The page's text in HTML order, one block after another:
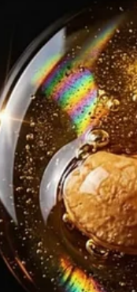
poziv ili poruku
mnogo značila,
ćete shvatiti koliko
univerzum vam šalje
donosi manji
centru dešavanja.
razgovori